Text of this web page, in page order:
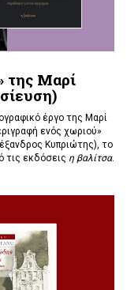
της Μαρί
έργο της Μαρί
ενός χωριού»
Κυπριώτης), το
τις εκδόσεις η βαλίτσα.